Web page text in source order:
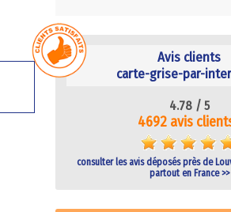
Avis clients
carte-grise-par-
4.78 / 5
4692 avis
consulter les avis déposés près de
partout en France >>